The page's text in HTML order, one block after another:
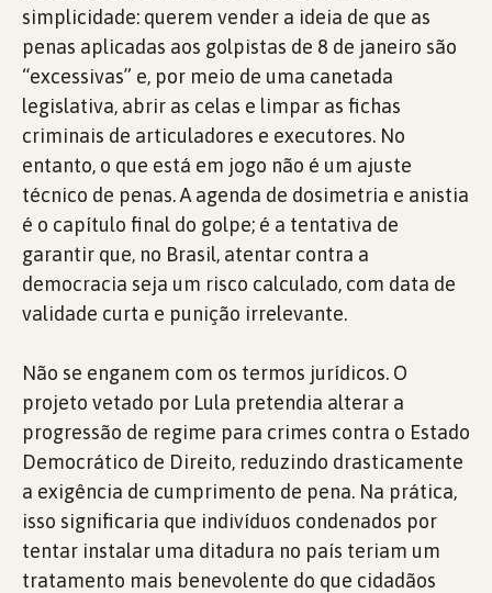
simplicidade: querem vender a ideia de que as
penas aplicadas aos golpistas de 8 de janeiro são
“excessivas” e, por meio de uma canetada
legislativa, abrir as celas e limpar as fichas
criminais de articuladores e executores. No
entanto, o que está em jogo não é um ajuste
técnico de penas. A agenda de dosimetria e anistia
é o capítulo final do golpe; é a tentativa de
garantir que, no Brasil, atentar contra a
democracia seja um risco calculado, com data de
validade curta e punição irrelevante.
Não se enganem com os termos jurídicos. O
projeto vetado por Lula pretendia alterar a
progressão de regime para crimes contra o Estado
Democrático de Direito, reduzindo drasticamente
a exigência de cumprimento de pena. Na prática,
isso significaria que indivíduos condenados por
tentar instalar uma ditadura no país teriam um
tratamento mais benevolente do que cidadãos